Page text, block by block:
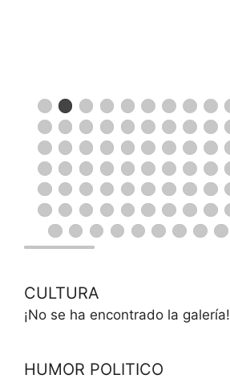
CULTURA
¡No se ha encontrado la galería!
HUMOR POLITICO